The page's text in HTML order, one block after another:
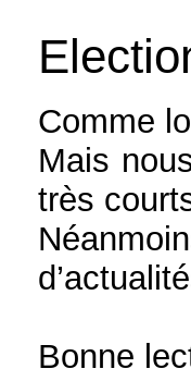
Comme
Mais
très
Bonne